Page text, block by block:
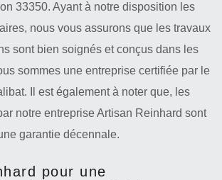
33350. Ayant à notre disposition les
nous vous assurons que les travaux
sont bien soignés et conçus dans les
sommes une entreprise certifiée par le
Il est également à noter que, les
notre entreprise Artisan Reinhard sont
garantie décennale.
pour une